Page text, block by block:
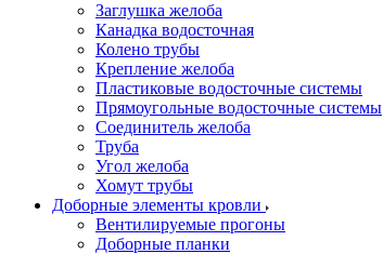
Заглушка желоба
Канадка водосточная
Колено трубы
Крепление желоба
Пластиковые водосточные системы
Прямоугольные водосточные системы
Соединитель желоба
Труба
Угол желоба
Хомут трубы
Доборные элементы кровли
Вентилируемые прогоны
Доборные планки